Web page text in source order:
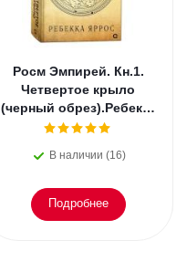
Росм Эмпирей. Кн.1.
Четвертое крыло
(черный обрез).Ребекка
Яррос.
В наличии (16)
Подробнее